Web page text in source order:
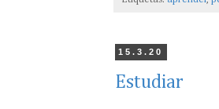
15.3.20
Estudiar